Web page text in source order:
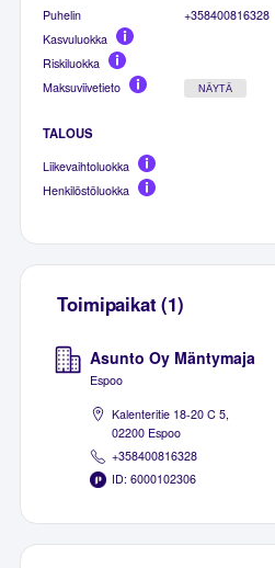
Puhelin
+358400816328
Kasvuluokka
Riskiluokka
Maksuviivetieto
NÄYTÄ
TALOUS
Liikevaihtoluokka
Henkilöstöluokka
Toimipaikat (1)
Asunto Oy Mäntymaja
Espoo
Kalenteritie 18-20 C 5,
02200 Espoo
+358400816328
ID: 6000102306